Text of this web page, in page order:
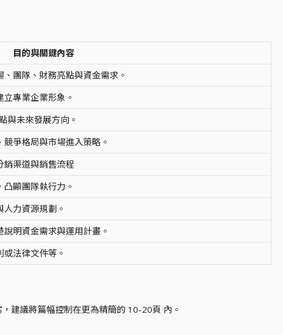
目的與關鍵內容
團隊、財務亮點與資金需求。
專業企業形象。
與未來發展方向。
爭格局與市場進入策略。
銷渠道與銷售流程
顯團隊執行力。
力資源規劃。
明資金需求與運用計畫。
法律文件等。
建議將篇幅控制在更為精簡的 10-20頁 內。